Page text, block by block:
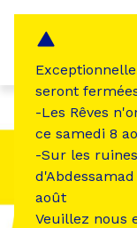
seront
-Les Rêves
ce samedi 8
-Sur les
août
Veuillez nous
Panneau de